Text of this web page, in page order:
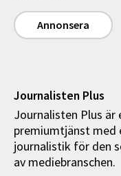
Annonsera
Journalisten Plus
Journalisten Plus är
premiumtjänst med
journalistik för den
av mediebranschen.